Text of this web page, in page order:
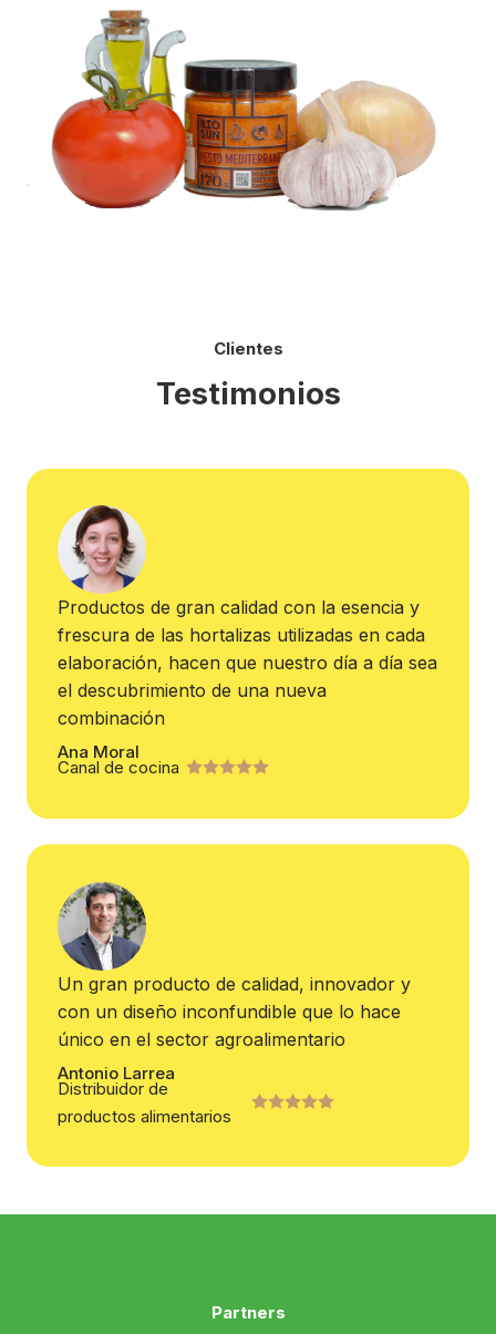
Clientes
Testimonios
Productos de gran calidad con la esencia y
frescura de las hortalizas utilizadas en cada
elaboración, hacen que nuestro día a día sea
el descubrimiento de una nueva
combinación
Ana Moral
Canal de cocina
Un gran producto de calidad, innovador y
con un diseño inconfundible que lo hace
único en el sector agroalimentario
Antonio Larrea
Distribuidor de
productos alimentarios
Partners